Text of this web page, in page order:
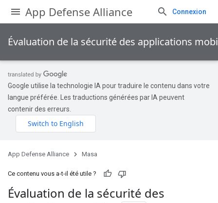
App Defense Alliance Connexion
Évaluation de la sécurité des applications
Google utilise la technologie IA pour traduire le contenu dans votre
langue préférée. Les traductions générées par IA peuvent
contenir des erreurs.
App Defense Alliance Masa
Ce contenu vous a-t-il été utile ?
Évaluation de la sécurité des